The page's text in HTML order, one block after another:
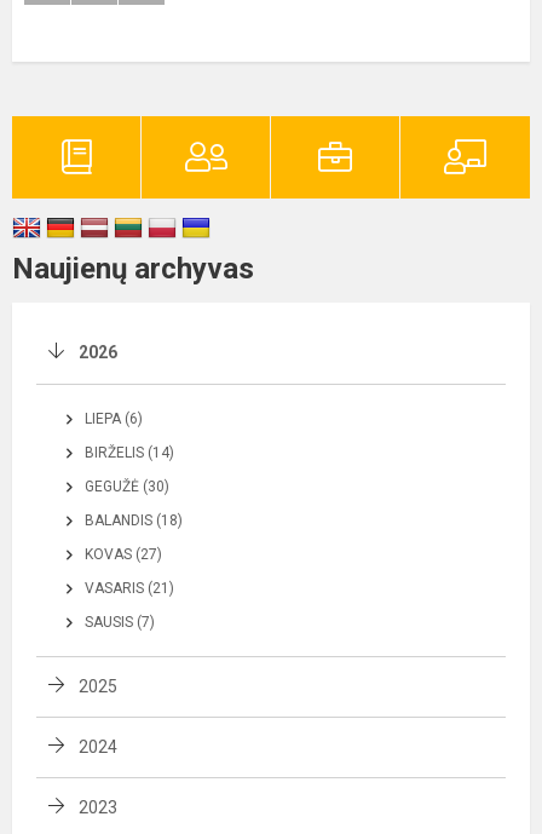
Naujienų archyvas
2026
LIEPA (6)
BIRŽELIS (14)
GEGUŽĖ (30)
BALANDIS (18)
KOVAS (27)
VASARIS (21)
SAUSIS (7)
2025
2024
2023